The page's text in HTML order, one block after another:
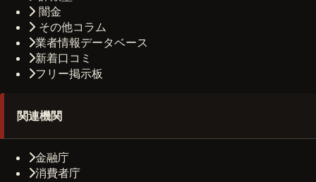
闇金
その他コラム
業者情報データベース
新着口コミ
フリー掲示板
関連機関
金融庁
消費者庁